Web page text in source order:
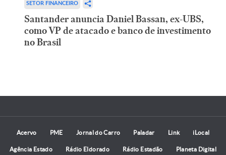
SETOR FINANCEIRO
Santander anuncia Daniel Bassan, ex-UBS,
como VP de atacado e banco de investimento
no Brasil
Acervo PME Jornal do Carro Paladar Link iLocal
Agência Estado Rádio Eldorado Rádio Estadão Planeta Digital